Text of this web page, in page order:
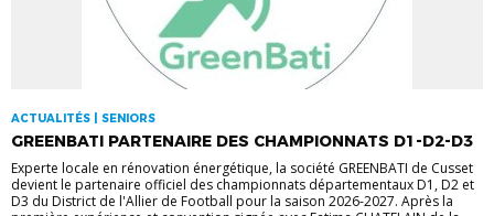
ACTUALITÉS | SENIORS
GREENBATI PARTENAIRE DES CHAMPIONNATS D1-D2-D3
Experte locale en rénovation énergétique, la société GREENBATI de Cusset
devient le partenaire officiel des championnats départementaux D1, D2 et
D3 du District de l'Allier de Football pour la saison 2026-2027. Après la